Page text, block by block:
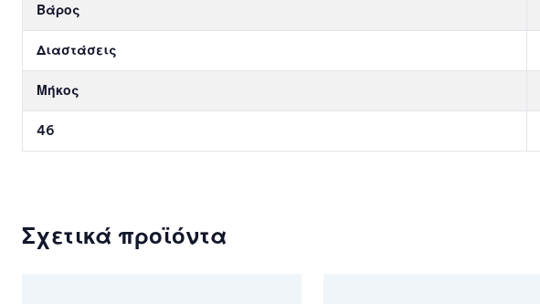
Βάρος
Διαστάσεις
Μήκος
46
Σχετικά προϊόντα